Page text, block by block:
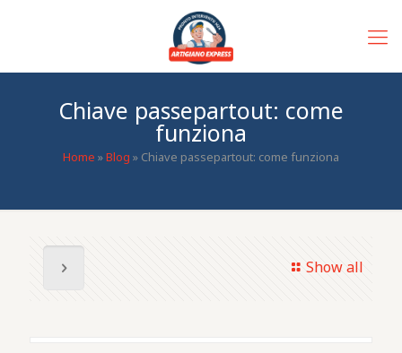
Chiave passepartout: come
funziona
Home »Blog » Chiave passepartout: come funziona
Show all